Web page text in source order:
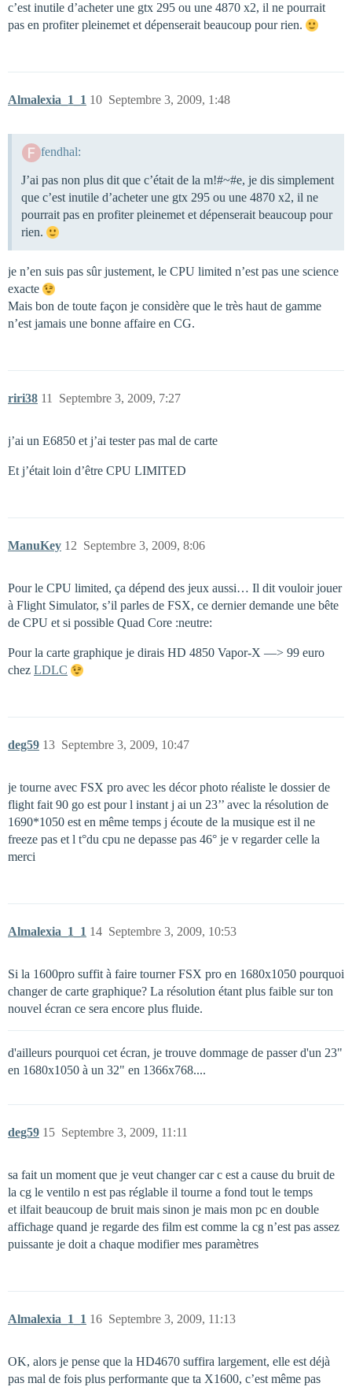
c’est inutile d’acheter une gtx 295 ou une 4870 x2, il ne pourrait
pas en profiter pleinemet et dépenserait beaucoup pour rien.
Almalexia_1_1 Septembre 3, 2009, 1:48
10
fendhal:
J’ai pas non plus dit que c’était de la m!#~#e, je dis simplement
que c’est inutile d’acheter une gtx 295 ou une 4870 x2, il ne
pourrait pas en profiter pleinemet et dépenserait beaucoup pour
rien.
je n’en suis pas sûr justement, le CPU limited n’est pas une science
exacte
Mais bon de toute façon je considère que le très haut de gamme
n’est jamais une bonne affaire en CG.
riri38 Septembre 3, 2009, 7:27
11
j’ai un E6850 et j’ai tester pas mal de carte
Et j’était loin d’être CPU LIMITED
ManuKey Septembre 3, 2009, 8:06
12
Pour le CPU limited, ça dépend des jeux aussi… Il dit vouloir jouer
à Flight Simulator, s’il parles de FSX, ce dernier demande une bête
de CPU et si possible Quad Core :neutre:
Pour la carte graphique je dirais HD 4850 Vapor-X —> 99 euro
chez LDLC
deg59 Septembre 3, 2009, 10:47
13
je tourne avec FSX pro avec les décor photo réaliste le dossier de
flight fait 90 go est pour l instant j ai un 23’’ avec la résolution de
1690*1050 est en même temps j écoute de la musique est il ne
freeze pas et l t°du cpu ne depasse pas 46° je v regarder celle la
merci
Almalexia_1_1 Septembre 3, 2009, 10:53
14
Si la 1600pro suffit à faire tourner FSX pro en 1680x1050 pourquoi
changer de carte graphique? La résolution étant plus faible sur ton
nouvel écran ce sera encore plus fluide.
d'ailleurs pourquoi cet écran, je trouve dommage de passer d'un 23"
en 1680x1050 à un 32" en 1366x768....
deg59 Septembre 3, 2009, 11:11
15
sa fait un moment que je veut changer car c est a cause du bruit de
la cg le ventilo n est pas réglable il tourne a fond tout le temps
et ilfait beaucoup de bruit mais sinon je mais mon pc en double
affichage quand je regarde des film est comme la cg n’est pas assez
puissante je doit a chaque modifier mes paramètres
Almalexia_1_1 Septembre 3, 2009, 11:13
16
OK, alors je pense que la HD4670 suffira largement, elle est déjà
pas mal de fois plus performante que ta X1600, c’est même pas